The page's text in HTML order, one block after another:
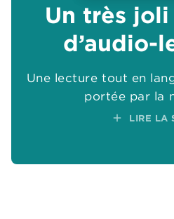
Un très
d’audio-
Une lecture tout en
portée par la
add LIRE LA